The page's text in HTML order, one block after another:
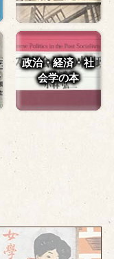
政治・経済・社
会学の本